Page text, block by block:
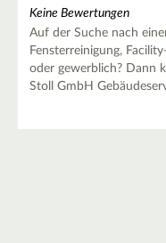
Keine Bewertungen
Auf der Suche nach
Fensterreinigung,
oder gewerblich? Dann
Stoll GmbH